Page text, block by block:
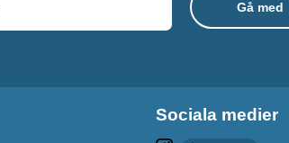
Sociala medier